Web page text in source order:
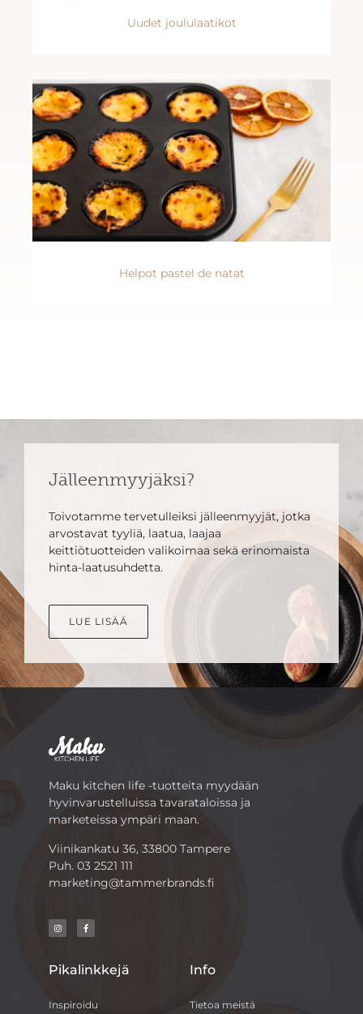
Uudet joululaatikot
Helpot pastel de natat
Jälleenmyyjäksi?
Toivotamme tervetulleiksi jälleenmyyjät, jotka
arvostavat tyyliä, laatua, laajaa
keittiötuotteiden valikoimaa sekä erinomaista
hinta-laatusuhdetta.
LUE LISÄÄ
Maku kitchen life -tuotteita myydään
hyvinvarustelluissa tavarataloissa ja
marketeissa ympäri maan.
Viinikankatu 36, 33800 Tampere
Puh. 03 2521 111
marketing@tammerbrands.fi
Pikalinkkejä
Inspiroidu
Info
Tietoa meistä